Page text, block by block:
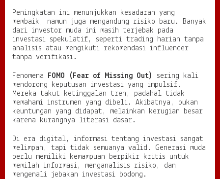
Peningkatan ini menunjukkan kesadaran yang
membaik, namun juga mengandung risiko baru. Banyak
dari investor muda ini masih terjebak pada
investasi spekulatif, seperti trading harian tanpa
analisis atau mengikuti rekomendasi influencer
tanpa verifikasi.
Fenomena FOMO (Fear of Missing Out)
sering kali
mendorong keputusan investasi yang impulsif.
Mereka takut ketinggalan tren, padahal tidak
memahami instrumen yang dibeli. Akibatnya, bukan
keuntungan yang didapat, melainkan kerugian besar
karena kurangnya literasi dasar.
Di era digital, informasi tentang investasi sangat
melimpah, tapi tidak semuanya valid. Generasi muda
perlu memiliki kemampuan berpikir kritis untuk
memilah informasi, menganalisis risiko, dan
mengenali jebakan investasi bodong.